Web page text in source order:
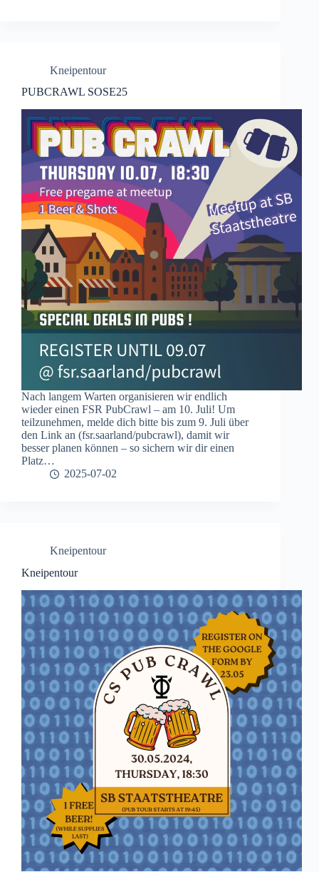
Kneipentour
PUBCRAWL SOSE25
Nach langem Warten organisieren wir endlich
wieder einen FSR PubCrawl – am 10. Juli! Um
teilzunehmen, melde dich bitte bis zum 9. Juli über
den Link an (fsr.saarland/pubcrawl), damit wir
besser planen können – so sichern wir dir einen
Platz…
2025-07-02
Kneipentour
Kneipentour